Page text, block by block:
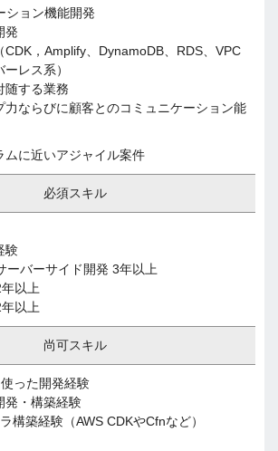
ション機能開発
発
CDK，Amplify、DynamoDB、RDS、VPC
レス系）
随する業務
力ならびに顧客とのコミュニケーション能
ムに近いアジャイル案件
必須スキル
験
ーバーサイド開発 3年以上
以上
以上
尚可スキル
使った開発経験
発・構築経験
構築経験（AWS CDKやCfnなど）